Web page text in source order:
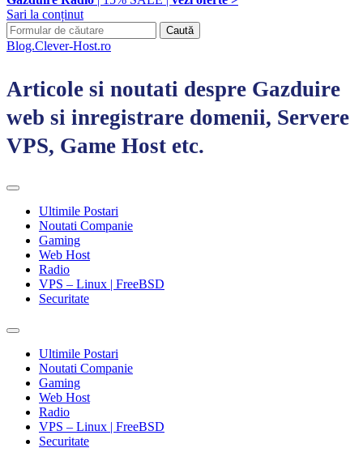
Sari la conținut
Search
for:
Blog.Clever-Host.ro
Articole si noutati despre Gazduire
web si inregistrare domenii, Servere
VPS, Game Host etc.
Ultimile Postari
Noutati Companie
Gaming
Web Host
Radio
VPS – Linux | FreeBSD
Securitate
Toggle
search
field
Ultimile Postari
Noutati Companie
Gaming
Web Host
Radio
VPS – Linux | FreeBSD
Securitate